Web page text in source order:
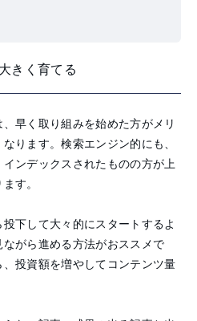
きく育てる
早く取り組みを始めた方がメリ
ります。検索エンジン的にも、
ンデックスされたものの方が上
す。
下して大々的にスタートするよ
がら進める方法がおススメで
投資額を増やしてコンテンツ量